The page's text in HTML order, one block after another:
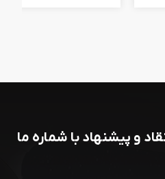
و پیشنهاد با شماره ما